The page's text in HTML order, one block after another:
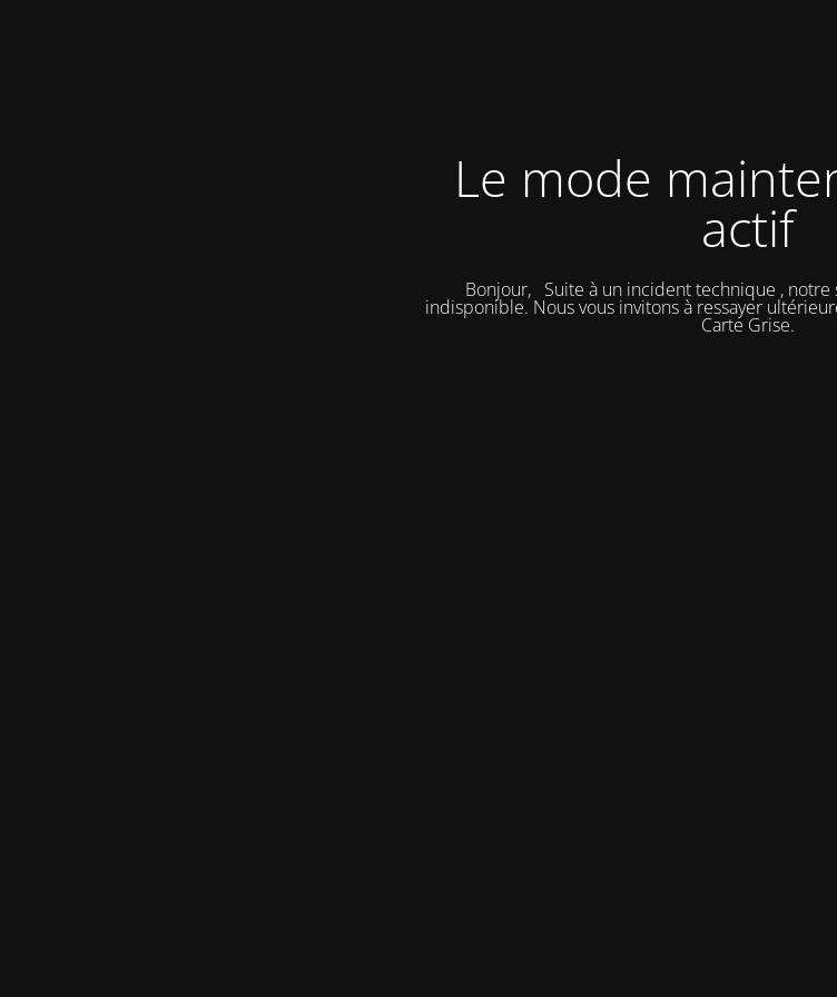
Le mode
actif
Bonjour, Suite à un incident technique , notre
indisponible. Nous vous invitons à ressayer
Carte Grise.